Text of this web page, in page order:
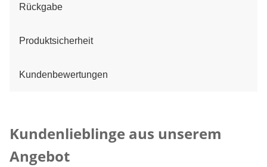
Rückgabe
Produktsicherheit
Kundenbewertungen
Kundenlieblinge aus unserem
Angebot